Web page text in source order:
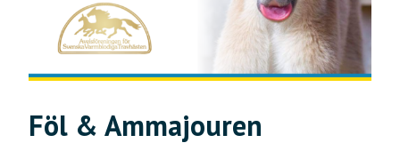
Föl & Ammajouren